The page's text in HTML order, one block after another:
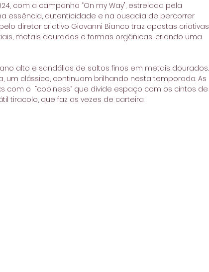
com a campanha “On my Way", estrelada pela
essência, autenticidade e na ousadia de percorrer
diretor criativo Giovanni Bianco traz apostas criativas
metais dourados e formas orgânicas, criando uma
um clássico, continuam brilhando nesta temporada. As
com o  “coolness” que divide espaço com os cintos de
tiracolo, que faz as vezes de carteira.